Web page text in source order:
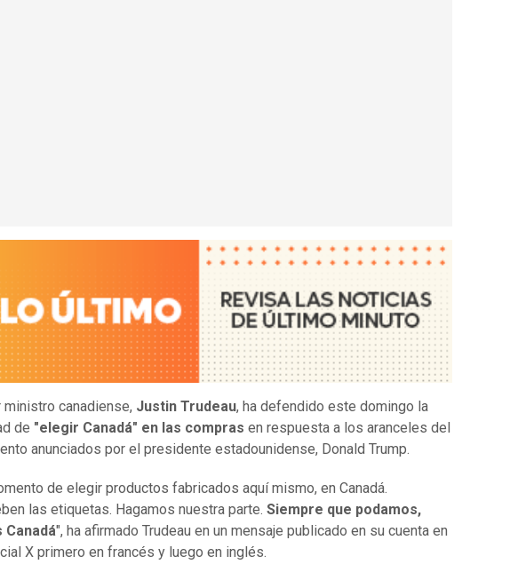
ministro canadiense, Justin Trudeau, ha defendido este domingo la
de "elegir Canadá" en las compras en respuesta a los aranceles del
anunciados por el presidente estadounidense, Donald Trump.
de elegir productos fabricados aquí mismo, en Canadá.
las etiquetas. Hagamos nuestra parte. Siempre que podamos,
Canadá", ha afirmado Trudeau en un mensaje publicado en su cuenta en
X primero en francés y luego en inglés.